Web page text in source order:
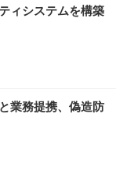
ワイト)
チェア 肘なし メ
き 腰サポート ガ
GRAPHT THE S
ゲーミン
厚型 お徳用 レギ
ィシステムを構築
業務提携、偽造防